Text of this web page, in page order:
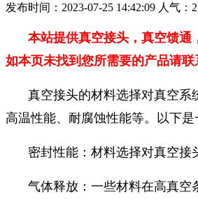
发布时间：2023-07-25 14:42:09 人气：
本站提供真空接头，真空馈
如本页未找到您所需要的产品请联
真空接头的材料选择对真空系
高温性能、耐腐蚀性能等。以下
密封性能：材料选择对真空接
气体释放：一些材料在高真空